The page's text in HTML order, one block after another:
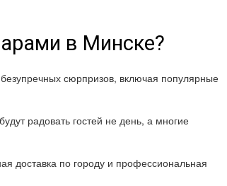
в Минске?
сюрпризов, включая популярные
радовать гостей не день, а многие
доставка по городу и профессиональная